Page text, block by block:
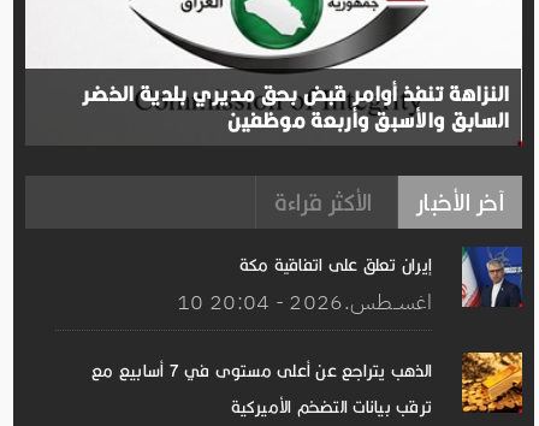
النزاهة تنفذ أوامر قبض بحق مديري بلدية الخضر
السابق والأسبق وأربعة موظفين
آخر الأخبار الأكثر قراءة
إيران تعلق على اتفاقیة مكة
10 اغســطس.2026 - 20:04
الذهب يتراجع عن أعلى مستوى في 7 أسابيع مع
ترقب بيانات التضخم الأميركية